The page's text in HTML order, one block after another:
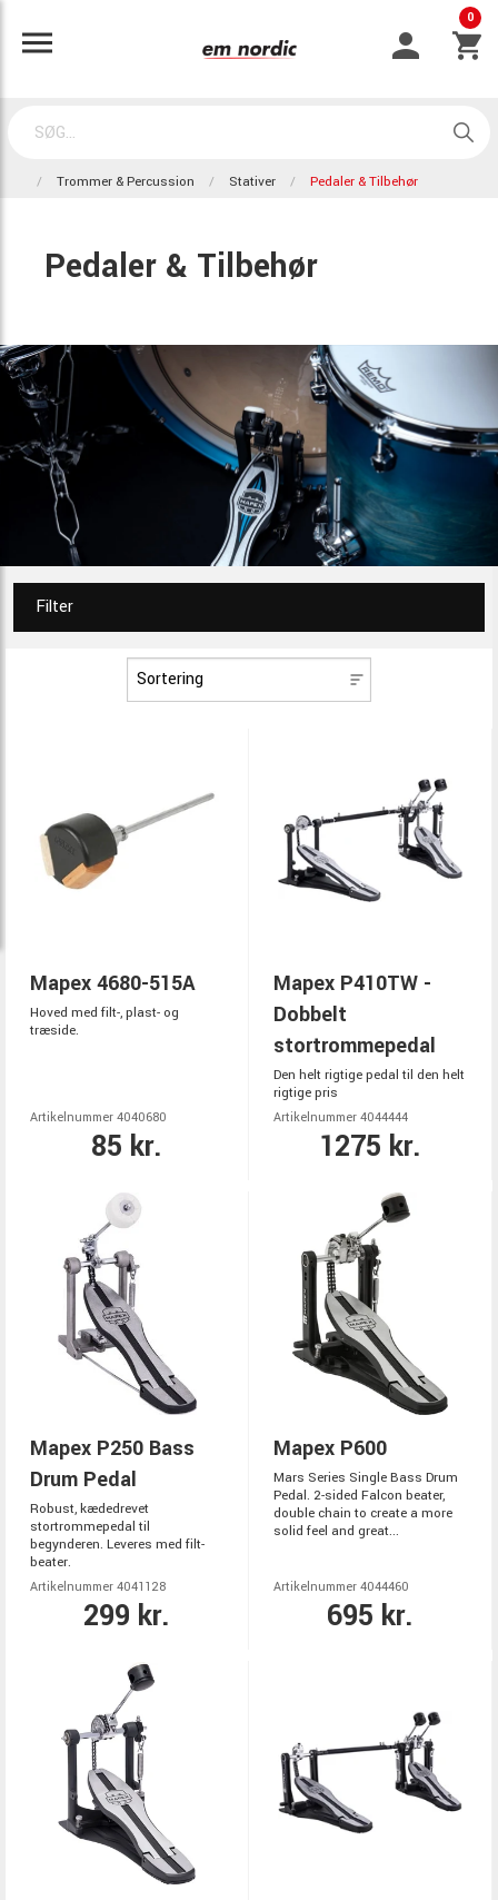
0
Trommer & Percussion Stativer Pedaler & Tilbehør
Pedaler & Tilbehør
Filter
Mapex 4680-515A
Hoved med filt-, plast- og
træside.
Artikelnummer 4040680
85 kr.
Mapex P410TW -
Dobbelt
stortrommepedal
Den helt rigtige pedal til den helt
rigtige pris
Artikelnummer 4044444
1275 kr.
Mapex P250 Bass
Drum Pedal
Robust, kædedrevet
stortrommepedal til
begynderen. Leveres med filt-
beater.
Artikelnummer 4041128
299 kr.
Mapex P600
Mars Series Single Bass Drum
Pedal. 2-sided Falcon beater,
double chain to create a more
solid feel and great...
Artikelnummer 4044460
695 kr.